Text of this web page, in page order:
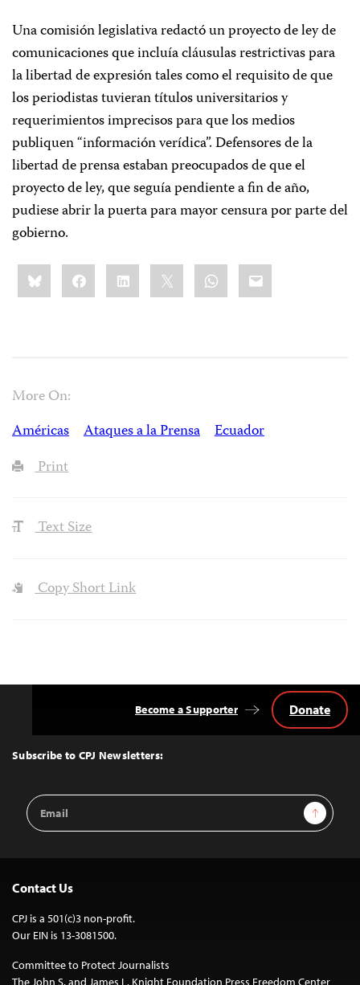
Una comisión legislativa redactó un proyecto de ley de
comunicaciones que incluía cláusulas restrictivas para
la libertad de expresión tales como el requisito de que
los periodistas tuvieran títulos universitarios y
requerimientos imprecisos para que los medios
publiquen “información verídica”. Defensores de la
libertad de prensa estaban preocupados de que el
proyecto de ley, que seguía pendiente a fin de año,
pudiese abrir la puerta para mayor censura por parte del
gobierno.
Share
this:BlueskyFacebookLinkedIn WhatsApp
Email
More On:
Américas
Ataques a la Prensa
Ecuador
Print
Text Size
Copy Short Link
Top
Subscribe to CPJ Newsletters:
Email
Address
Sign Up
Become a Supporter Donate
Contact Us
CPJ is a 501(c)3 non-profit.
Our EIN is 13-3081500.
Committee to Protect Journalists
The John S. and James L. Knight Foundation Press Freedom Center